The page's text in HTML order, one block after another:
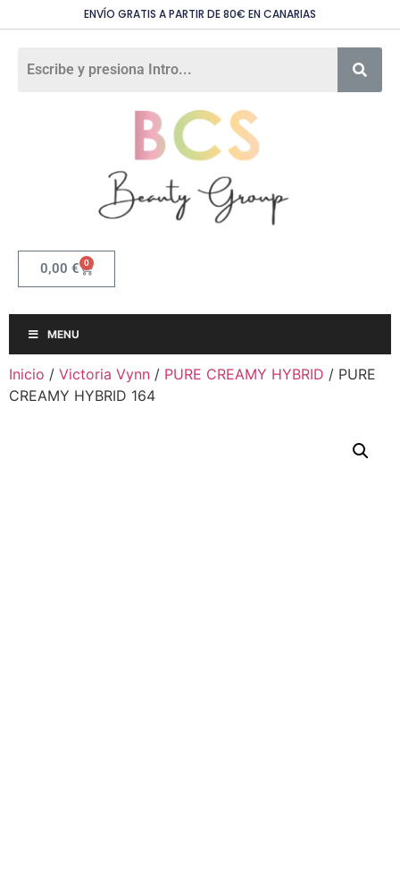
ENVÍO GRATIS A PARTIR DE 80€ EN CANARIAS
0,00 € 0
MENU
Inicio / Victoria Vynn / PURE CREAMY HYBRID / PURE
CREAMY HYBRID 164